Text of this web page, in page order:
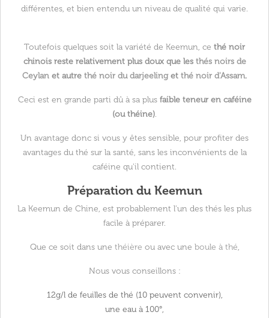
différentes, et bien entendu un niveau de qualité qui varie.
Toutefois quelques soit la variété de Keemun, ce thé noir
chinois reste relativement plus doux que les thés noirs de
Ceylan et autre thé noir du darjeelinget thé noir d'Assam.
Ceci est en grande parti dû à sa plus faible teneur en caféine
(ou théine).
Un avantage donc si vous y êtes sensible, pour profiter des
avantages du thé sur la santé, sans les inconvénients de la
caféine qu'il contient.
Préparation du Keemun
La Keemun de Chine, est probablement l'un des thés les plus
facile à préparer.
Que ce soit dans une théière ou avec une boule à thé,
Nous vous conseillons :
12g/l de feuilles de thé (10 peuvent convenir),
une eau à 100°,